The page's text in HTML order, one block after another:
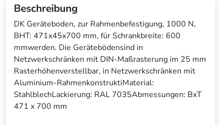
Beschreibung
DK Geräteboden, zur Rahmenbefestigung, 1000 N,
BHT: 471x45x700 mm, für Schrankbreite: 600
mmwerden. Die Gerätebödensind in
Netzwerkschränken mit DIN-Maßrasterung im 25 mm
Rasterhöhenverstellbar, in Netzwerkschränken mit
Aluminium-RahmenkonstruktiMaterial:
StahlblechLackierung: RAL 7035Abmessungen: BxT
471 x 700 mm